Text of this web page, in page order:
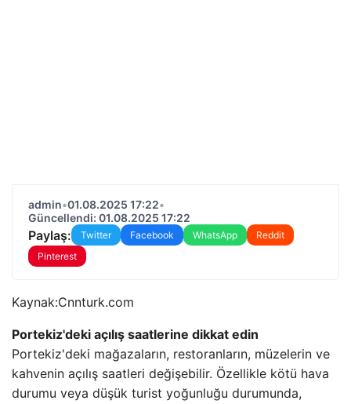
admin•01.08.2025 17:22•
Güncellendi: 01.08.2025 17:22
Paylaş: Twitter Facebook WhatsApp
Reddit
Pinterest
Kaynak:Cnnturk.com
Portekiz'deki açılış saatlerine dikkat edin
Portekiz'deki mağazaların, restoranların, müzelerin ve
kahvenin açılış saatleri değişebilir. Özellikle kötü hava
durumu veya düşük turist yoğunluğu durumunda,